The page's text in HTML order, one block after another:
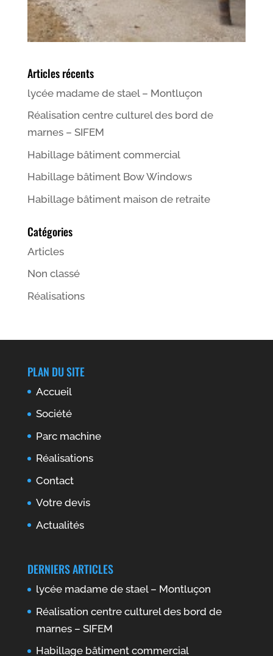
Articles récents
lycée madame de stael – Montluçon
Réalisation centre culturel des bord de
marnes – SIFEM
Habillage bâtiment commercial
Habillage bâtiment Bow Windows
Habillage bâtiment maison de retraite
Catégories
Articles
Non classé
Réalisations
PLAN DU SITE
Accueil
Société
Parc machine
Réalisations
Contact
Votre devis
Actualités
DERNIERS ARTICLES
lycée madame de stael – Montluçon
Réalisation centre culturel des bord de
marnes – SIFEM
Habillage bâtiment commercial